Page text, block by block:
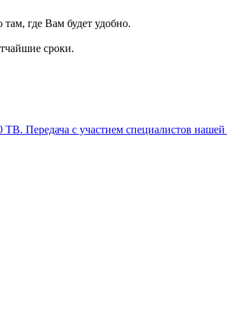
где Вам будет удобно.
сроки.
ТВ. Передача с участием специалистов нашей